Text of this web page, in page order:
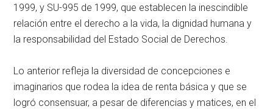
1999, y SU-995 de 1999, que establecen la inescindible
relación entre el derecho a la vida, la dignidad humana y
la responsabilidad del Estado Social de Derechos.
Lo anterior refleja la diversidad de concepciones e
imaginarios que rodea la idea de renta básica y que se
logró consensuar, a pesar de diferencias y matices, en el